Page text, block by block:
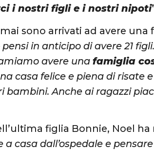
i nostri figli e i nostri nipoti
sono arrivati ad avere
in anticipo di avere 21
avere unafamiglia
casa felice e piena di risate
Anche ai ragazzi
figlia Bonnie, Noel ha
a casa dall’ospedale e